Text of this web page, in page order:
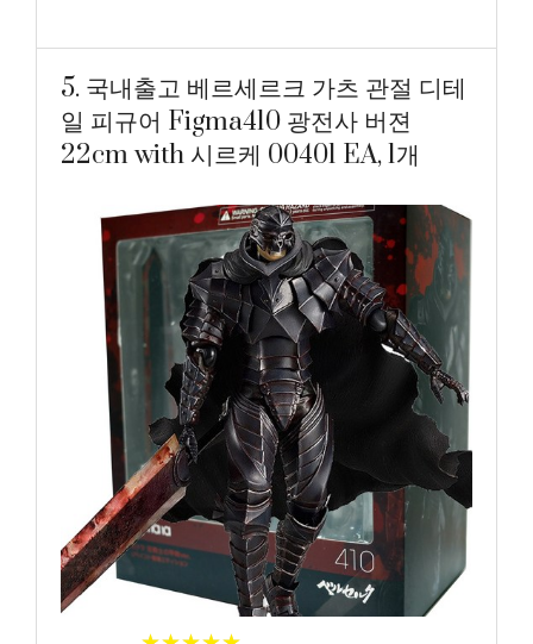
5. 국내출고 베르세르크 가츠 관절 디테
일 피규어 Figma410 광전사 버젼
22cm with 시르케 00401 EA, 1개